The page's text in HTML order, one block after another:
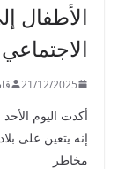
الأطفال
الاجتماعي
21/12/2025
أكدت اليوم
إنه يتعين على
مخاطر